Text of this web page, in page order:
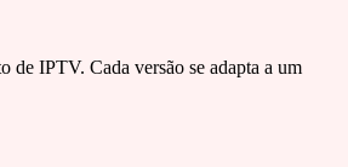
de IPTV. Cada versão se adapta a um